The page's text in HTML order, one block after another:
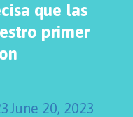
que las
primer
June 20, 2023